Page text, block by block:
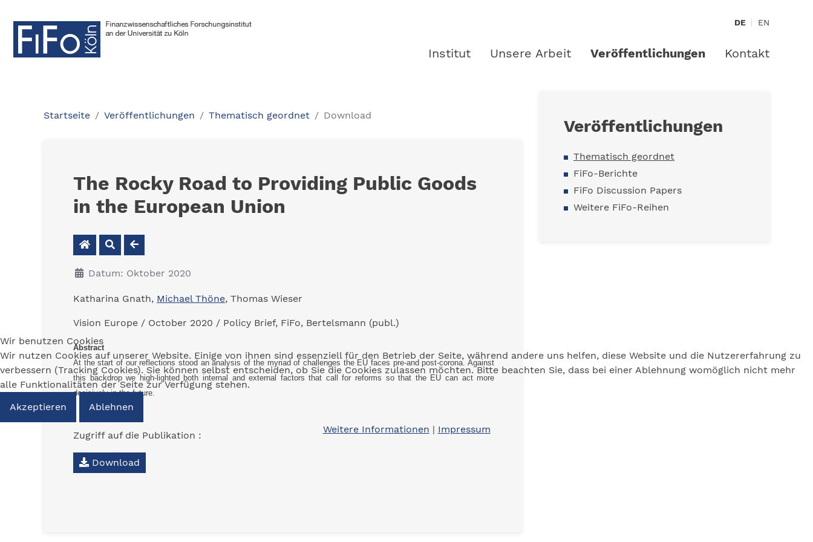
DE EN
Institut Unsere Arbeit Veröffentlichungen Kontakt
Startseite Veröffentlichungen Thematisch geordnet Download
The Rocky Road to Providing Public Goods
in the European Union
Datum: Oktober 2020
Katharina Gnath, Michael Thöne, Thomas Wieser
Vision Europe / October 2020 / Policy Brief, FiFo, Bertelsmann (publ.)
Abstract
At the start of our reflections stood an analysis of the myriad of challenges the EU faces pre-andpost-corona. Against
this
backdropwe high-lighted both internal and external factors that callforreforms so that the EU can act more
decisively in the future.
Zugriff auf die Publikation :
Download
Veröffentlichungen
Thematisch geordnet
FiFo-Berichte
FiFo Discussion Papers
Weitere FiFo-Reihen
Wir benutzen Cookies
Wir nutzen Cookies auf unserer Website. Einige von ihnen sind essenziell für den Betrieb der Seite, während andere uns helfen, diese Website und die Nutzererfahrung zu
verbessern (Tracking Cookies). Sie können selbst entscheiden, ob Sie die Cookies zulassen möchten. Bitte beachten Sie, dass bei einer Ablehnung womöglich nicht mehr
alle Funktionalitäten der Seite zur Verfügung stehen.
Akzeptieren
Ablehnen
Weitere Informationen | Impressum